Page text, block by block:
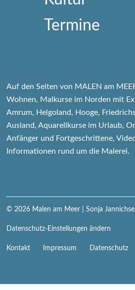
Auf den Seiten von MALEN am
Wohnen, Malkurse im Norden mit
Amrum, Helgoland, Hooge,
Ausland, Aquarellkurse im Urlaub,
Anfänger und Fortgeschrittene,
Informationen rund um die Malerei.
© 2026 Malen am Meer | Sonja
Datenschutz-Einstellungen ändern
Navigation
Kontakt Impressum Datenschutz